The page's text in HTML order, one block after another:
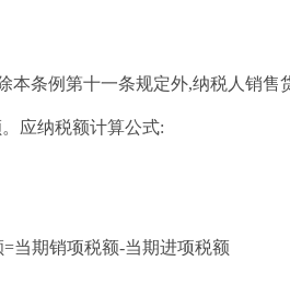
本条例第十一条规定外,纳税人销售
应纳税额计算公式:
=当期销项税额-当期进项税额